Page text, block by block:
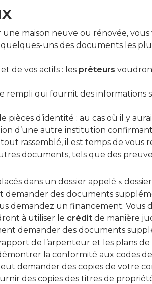
une maison neuve ou rénovée,
quelques-uns des documents les
de vos actifs : les prêteurs
rempli qui fournit des
pièces d’identité : au cas où il y
d’une autre institution
rassemblé, il est temps de
documents, tels que des
dans un dossier appelé «
demander des documents
demandez un financement. Vous
à utiliser le crédit de manière
demander des documents
de l’arpenteur et les plans
la conformité aux codes
demander des copies de votre
des copies des titres de